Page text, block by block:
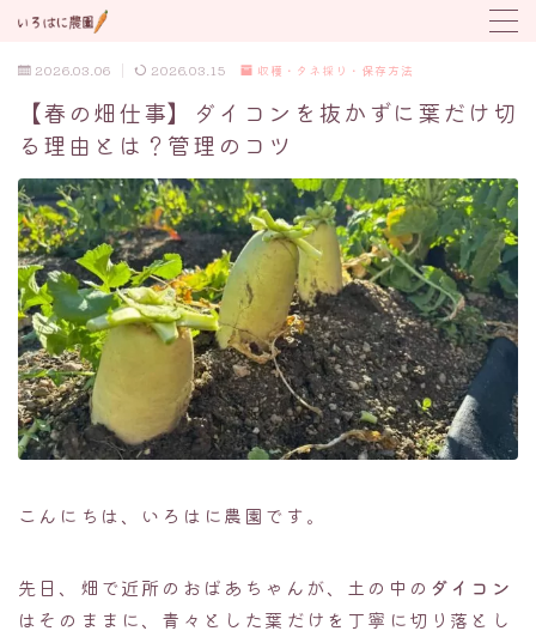
トラブル対応
植付け時期カレンダー
2026.03.06 2026.03.15 収穫・タネ採り・保存方法
【春の畑仕事】ダイコンを抜かずに葉だけ切
る理由とは？管理のコツ
こんにちは、いろはに農園です。
先日、畑で近所のおばあちゃんが、土の中の ダイコン
はそのままに、青々とした葉だけを丁寧に切り落とし